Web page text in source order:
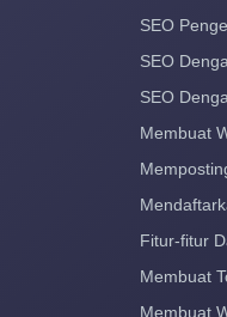
SEO
SEO
SEO
Membuat
Fitur-fitur
Membuat
Membuat